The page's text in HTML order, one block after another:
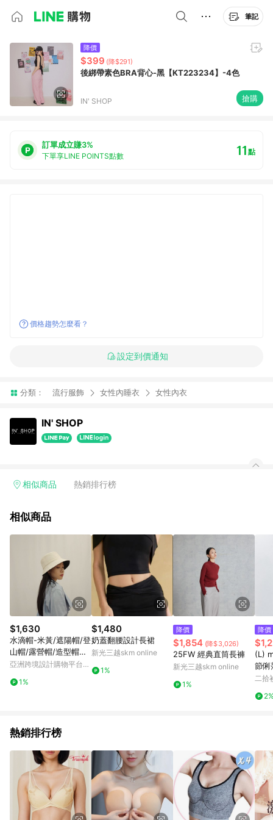
筆記
降價
$399 (降$291)
後綁帶素色BRA背心-黑【KT223234】-4色
IN' SHOP 搶購
訂單成立賺3%
下單享LINE POINTS點數 11點
價格趨勢怎麼看？
設定到價通知
分類： 流行服飾 女性內睡衣 女性內衣
IN' SHOP
相似商品 熱銷排行榜
相似商品
$1,630
水滴帽-米黃/遮陽帽/登
山帽/露營帽/造型帽子/
戶外帽/鐘型帽/漁夫
亞洲跨境設計購物平台
1%
$1,480
奶蓋翻腰設計長裙
新光三越skm online
1%
降價
$1,854 (降$3,026)
25FW 經典直筒長褲
新光三越skm online
1%
降價
(L)
節俐
二拾
熱銷排行榜